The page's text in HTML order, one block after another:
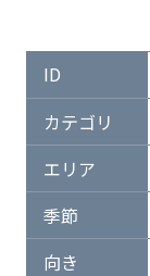
ID
カテゴリ
エリア
季節
向き